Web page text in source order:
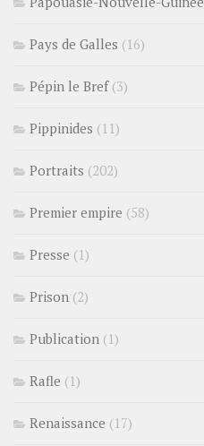
Pays de Galles (16)
Pépin le Bref(3)
Pippinides (11)
Portraits (202)
Premier empire (58)
Presse (1)
Prison (2)
Publication (1)
Rafle (1)
Renaissance (17)